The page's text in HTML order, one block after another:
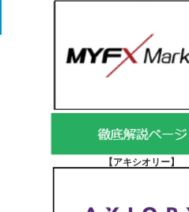
【アキシオリー】